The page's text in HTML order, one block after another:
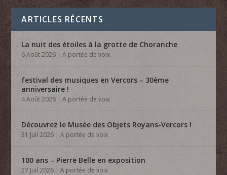
ARTICLES RÉCENTS
La nuit des étoiles à la grotte de Choranche
6 Août 2026 |A portée de voix
festival des musiques en Vercors – 30ème
anniversaire !
4 Août 2026 |A portée de voix
Découvrez le Musée des Objets Royans-Vercors !
31 Juil 2026 |A portée de voix
100 ans – Pierre Belle en exposition
27 Juil 2026 |A portée de voix